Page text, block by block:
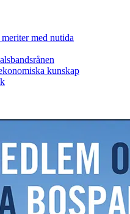
med nutida
kunskap